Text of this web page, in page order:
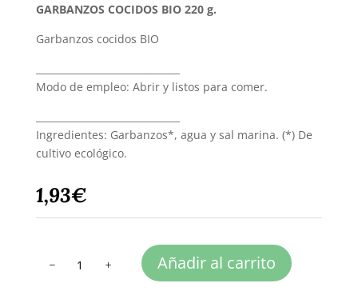
GARBANZOS COCIDOS BIO 220 g.
Garbanzos cocidos BIO
Modo de empleo: Abrir y listos para comer.
Ingredientes: Garbanzos*, agua y sal marina. (*) De
cultivo ecológico.
1,93€
COCIDOS
Añadir al carrito